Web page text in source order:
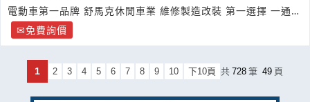
電動車第一品牌 舒馬克休閒車業 維修製造改裝 第一選擇 一通電
話 免費詢價
1 2 3 4 5 6 7 8 9 10 下10頁 共 728 筆 49 頁